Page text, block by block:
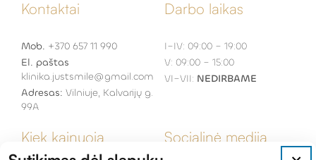
Kontaktai
Mob. +370 657 11 990
El. paštas
klinika.justsmile@gmail.com
Adresas:Vilniuje, Kalvarijų g.
99A
Darbo laikas
I–IV: 09:00 – 19:00
V: 09:00 – 15:00
VI–VII: NEDIRBAME
Kiek kainuoja Socialinė medija